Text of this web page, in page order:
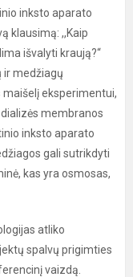
inksto aparato
klausimą: ,,Kaip
išvalyti kraują?“
ir medžiagų
eksperimentui,
membranos
inksto aparato
gali sutrikdyti
kas yra osmosas,
atliko
spalvų prigimties
vaizdą.